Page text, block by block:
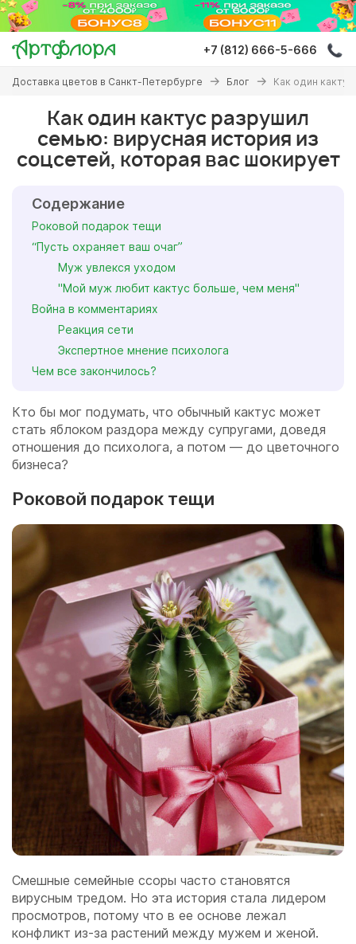
Перейти
основному
содержанию
+7 (812) 666-5-666
Вы
здесь
Доставка цветов в Санкт-Петербурге Блог Как один
Как один кактус разрушил
семью: вирусная история из
соцсетей, которая вас шокирует
Содержание
Роковой подарок тещи
“Пусть охраняет ваш очаг”
Муж увлекся уходом
"Мой муж любит кактус больше, чем меня"
Война в комментариях
Реакция сети
Экспертное мнение психолога
Чем все закончилось?
Кто бы мог подумать, что обычный кактус может
стать яблоком раздора между супругами, доведя
отношения до психолога, а потом — до цветочного
бизнеса?
Роковой подарок тещи
Смешные семейные ссоры часто становятся
вирусным тредом. Но эта история стала лидером
просмотров, потому что в ее основе лежал
конфликт из-за растений между мужем и женой.